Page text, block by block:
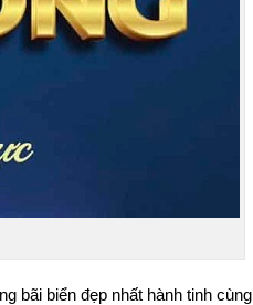
bãi biển đẹp nhất hành tinh cùng